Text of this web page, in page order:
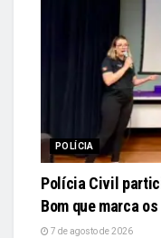
POLÍCIA
Polícia Civil
Bom que marca
7 de agosto de 2026